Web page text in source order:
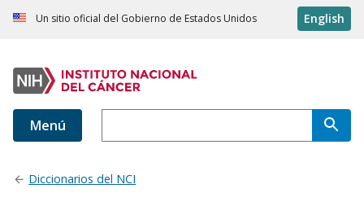
Un sitio oficial del Gobierno de Estados Unidos English
Menú
Diccionarios del NCI